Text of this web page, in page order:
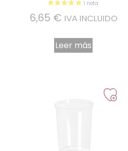
6,65 € IVA INCLUIDO
Leer más